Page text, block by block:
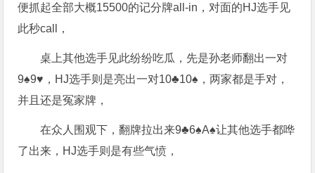
便抓起全部大概15500的记分牌all-in，对面的HJ选手见
此秒call，
桌上其他选手见此纷纷吃瓜，先是孙老师翻出一对
9♠️9♥️，HJ选手则是亮出一对10♣️10♠️，两家都是手对，
并且还是冤家牌，
在众人围观下，翻牌拉出来9♣️6♠️A♠️让其他选手都哗
了出来，HJ选手则是有些气愤，